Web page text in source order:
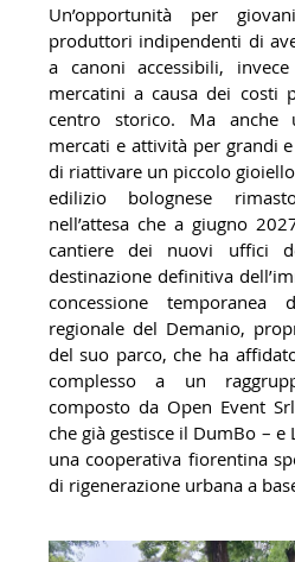
Un’opportunità per
produttori indipendenti di
a canoni accessibili,
mercatini a causa dei costi
centro storico. Ma anche
mercati e attività per grandi
di riattivare un piccolo
edilizio bolognese
nell’attesa che a giugno
cantiere dei nuovi uffici
destinazione definitiva
concessione temporanea
regionale del Demanio,
del suo parco, che ha
complesso a un
composto da Open Event
che già gestisce il DumBo – e
una cooperativa fiorentina
di rigenerazione urbana a